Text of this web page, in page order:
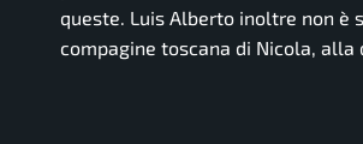
queste. Luis Alberto inoltre non è
compagine toscana di Nicola, alla